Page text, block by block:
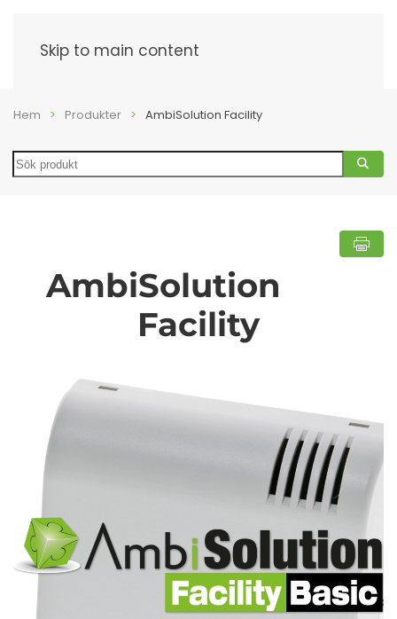
Skip to main content
Hem Produkter AmbiSolution Facility
Search
AmbiSolution
Facility